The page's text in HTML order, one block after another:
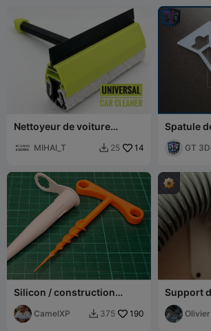
Nettoyeur de voiture
MIHAI_T  25 14
Spatule
rapide et
GT
Silicon / construction
adhesive nozzle cleaner
CamelXP  375 190
Support
pour